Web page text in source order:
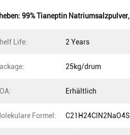
99% Tianeptin Natriumsalzpulver,
Life: 2 Years
25kg/drum
Erhältlich
Formel: C21H24ClN2NaO4S